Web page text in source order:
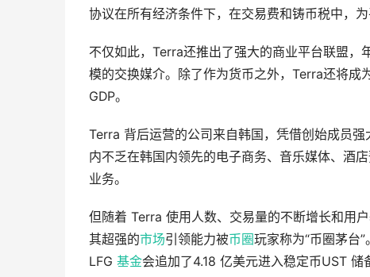
协议在所有经济条件下，在交易费和铸币税中，为
不仅如此，Terra还推出了强大的商业平台联盟
模的交换媒介。除了作为货币之外，Terra还将
GDP。
Terra 背后运营的公司来自韩国，凭借创始成员
内不乏在韩国内领先的电子商务、音乐媒体、酒
业务。
但随着 Terra 使用人数、交易量的不断增长和用
其超强的市场引领能力被币圈玩家称为“币圈茅台
LFG 基金会追加了4.18 亿美元进入稳定币UST 储